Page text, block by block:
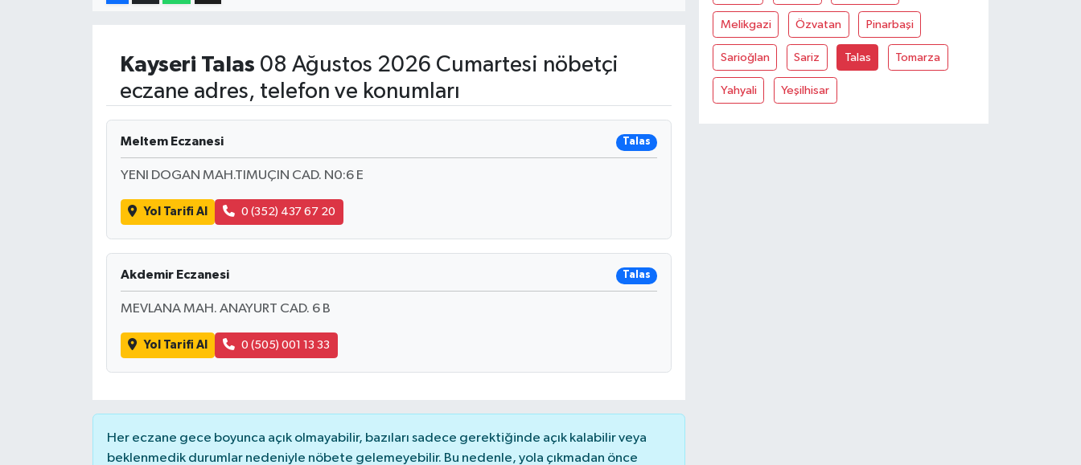
Kayseri Talas 08 Ağustos 2026 Cumartesi nöbetçi
eczane adres, telefon ve konumları
Meltem Eczanesi Talas
YENI DOGAN MAH.TIMUÇIN CAD. N0:6 E
Yol Tarifi Al 0 (352) 437 67 20
Akdemir Eczanesi Talas
MEVLANA MAH. ANAYURT CAD. 6 B
Yol Tarifi Al 0 (505) 001 13 33
Her eczane gece boyunca açık olmayabilir, bazıları sadece gerektiğinde açık kalabilir veya
beklenmedik durumlar nedeniyle nöbete gelemeyebilir. Bu nedenle, yola çıkmadan önce
Melikgazi Özvatan Pinarbaşi
Sarioğlan Sariz Talas Tomarza
Yahyali Yeşilhisar